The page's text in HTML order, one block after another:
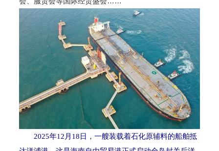
2025年12月18日，一艘装载着石化原辅料的船舶抵